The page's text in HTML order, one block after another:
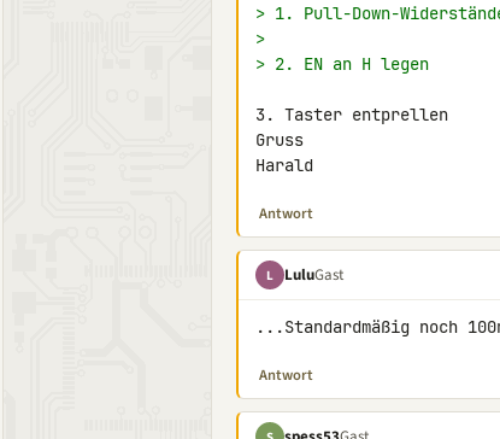
> 1. Pull-Down-
>
> 2. EN an H legen
3. Taster entprellen
Gruss
Harald
Antwort
L LuluGast
...Standardmäßig noch
Antwort